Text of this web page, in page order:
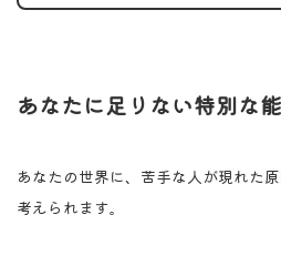
あなたに足りない特別な
あなたの世界に、苦手な人が現れた
考えられます。